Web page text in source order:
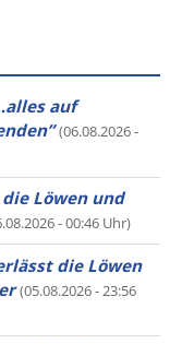
auf
(06.08.2026 -
Löwen und
- 00:46 Uhr)
die Löwen
(05.08.2026 - 23:56